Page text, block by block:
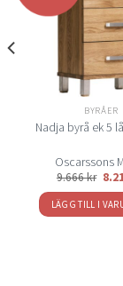
BYRÅER
Nadja byrå ek 5
Oscarssons
9.666kr
LÄGG TILL I